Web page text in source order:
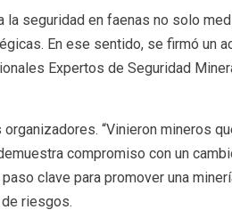
la seguridad en faenas no solo
En ese sentido, se firmó un
Expertos de Seguridad
“Vinieron mineros
compromiso con un
clave para promover una
riesgos.